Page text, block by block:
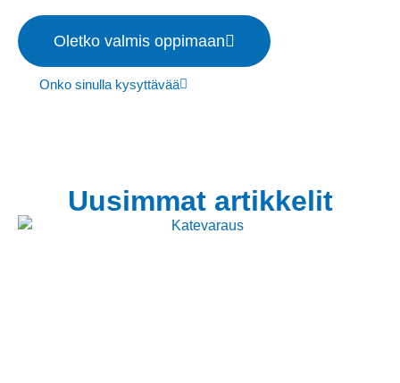
Oletko valmis oppimaan
Onko sinulla kysyttävää
Uusimmat artikkelit